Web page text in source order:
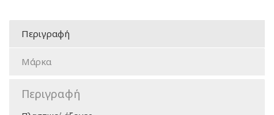
Περιγραφή
Μάρκα
Περιγραφή